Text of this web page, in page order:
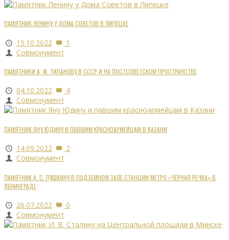
ПАМЯТНИК ЛЕНИНУ У ДОМА СОВЕТОВ В ЛИПЕЦКЕ
15.10.2022
1
Совмонумент
ПАМЯТНИКИ А. Ф. ТИПАНОВУ В СССР И НА ПОСТСОВЕТСКОМ ПРОСТРАНСТВЕ
04.10.2022
4
Совмонумент
ПАМЯТНИК ЯНУ ЮДИНУ И ПАВШИМ КРАСНОАРМЕЙЦАМ В КАЗАНИ
14.09.2022
2
Совмонумент
ПАМЯТНИК А. С. ПУШКИНУ В ПОДЗЕМНОМ ЗАЛЕ СТАНЦИИ МЕТРО «ЧЁРНАЯ РЕЧКА» В
ЛЕНИНГРАДЕ
26.07.2022
0
Совмонумент